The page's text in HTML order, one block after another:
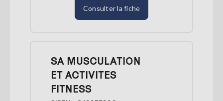
Consulter la fiche
SA MUSCULATION
ET ACTIVITES
FITNESS